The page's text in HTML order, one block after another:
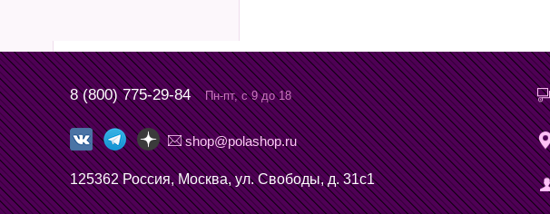
8 (800) 775-29-84 Пн-пт, с 9 до 18
shop@polashop.ru
125362 Россия, Москва, ул. Свободы, д. 31с1